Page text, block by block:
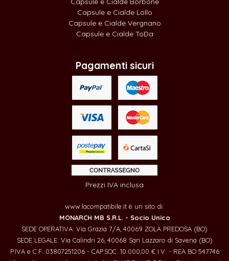
Capsule e Cialde Lollo
Capsule e Cialde Vergnano
Capsule e Cialde ToDa
Pagamenti sicuri
Prezzi IVA inclusa
www.lacompatibile.it è un sito di:
MONARCH MB S.R.L. - Socio Unico
SEDE OPERATIVA: Via Grazia 7/A, 40069 ZOLA PREDOSA (BO)
SEDE LEGALE: Via Calindri 26, 40068 San Lazzaro di Savena (BO)
P.IVA e C.F. 03807251206 - CAP.SOC. 10.000,00 € I.V. - REA BO 547746